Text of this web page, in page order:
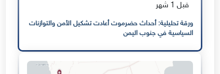
قبل 1 شهر
ورقة تحليلية: أحداث حضرموت أعادت تشكيل الأمن والتوازنات
السياسية في جنوب اليمن